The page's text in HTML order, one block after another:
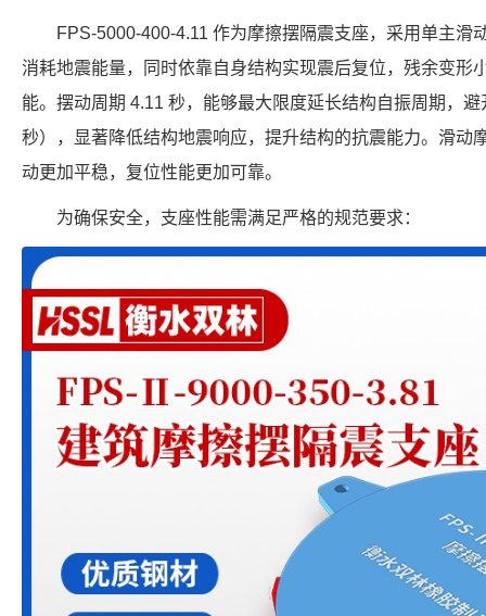
FPS-5000-400-4.11 作为摩擦摆隔震支座，采用单主滑
消耗地震能量，同时依靠自身结构实现震后复位，残余变形
能。摆动周期 4.11 秒，能够最大限度延长结构自振周期，
秒），显著降低结构地震响应，提升结构的抗震能力。滑动
动更加平稳，复位性能更加可靠。
为确保安全，支座性能需满足严格的规范要求：